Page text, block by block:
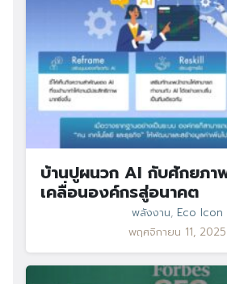
บ้านปูผนวก AI กับศักยภ
เคลื่อนองค์กรสู่อนาคต
พลังงาน, Eco Icon
พฤศจิกายน 11, 2025